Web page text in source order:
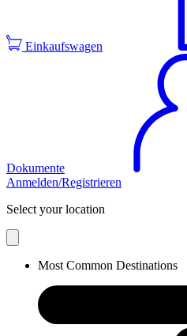
Einkaufswagen
Dokumente
Anmelden/Registrieren
Select your location
Most Common Destinations